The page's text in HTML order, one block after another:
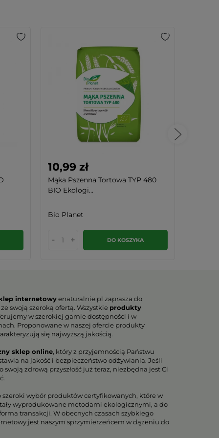
10,99 zł
Mąka Pszenna Tortowa TYP 480
BIO Ekologi...
Bio Planet
- + DO KOSZYKA
internetowyenaturalnie.pl zaprasza do
swoją szeroką ofertą. Wszystkie produkty
w szerokiej gamie dostępności i w
Proponowane w naszej ofercie produkty
się najwyższą jakością.
sklep online, który z przyjemnością Państwu
na jakość i bezpieczeństwo odżywiania. Jeśli
swoją zdrową przyszłość już teraz, niezbędna jest Ci
szeroki wybór produktów certyfikowanych, które w
wyprodukowane metodami ekologicznymi, a do
transakcji. W obecnych czasach szybkiego
jest naszym sprzymierzeńcem w dążeniu do